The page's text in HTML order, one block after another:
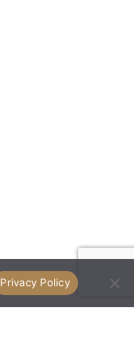
Privacy Policy